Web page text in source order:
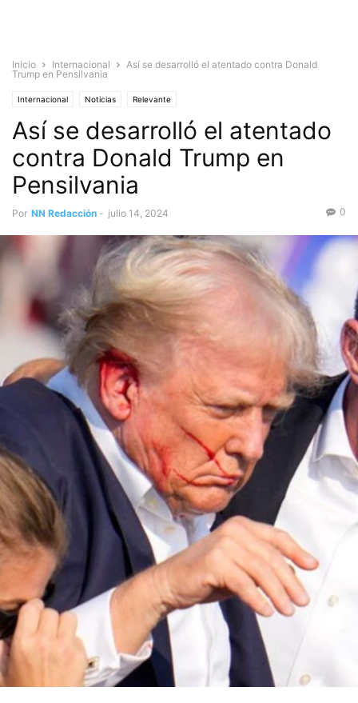
Inicio Internacional
Así se desarrolló el atentado contra Donald
Trump en Pensilvania
Internacional Noticias Relevante
Así se desarrolló el atentado
contra Donald Trump en
Pensilvania
Por NN Redacción - julio 14, 2024 0